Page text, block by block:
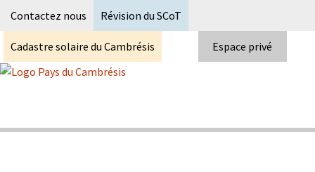
Contactez nous Révision du SCoT
Cadastre solaire du Cambrésis Espace privé